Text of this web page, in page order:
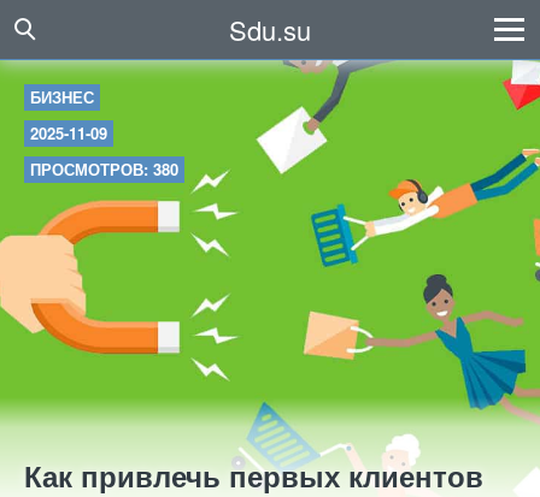
Sdu.su
БИЗНЕС
2025-11-09
ПРОСМОТРОВ: 380
Как привлечь первых клиентов